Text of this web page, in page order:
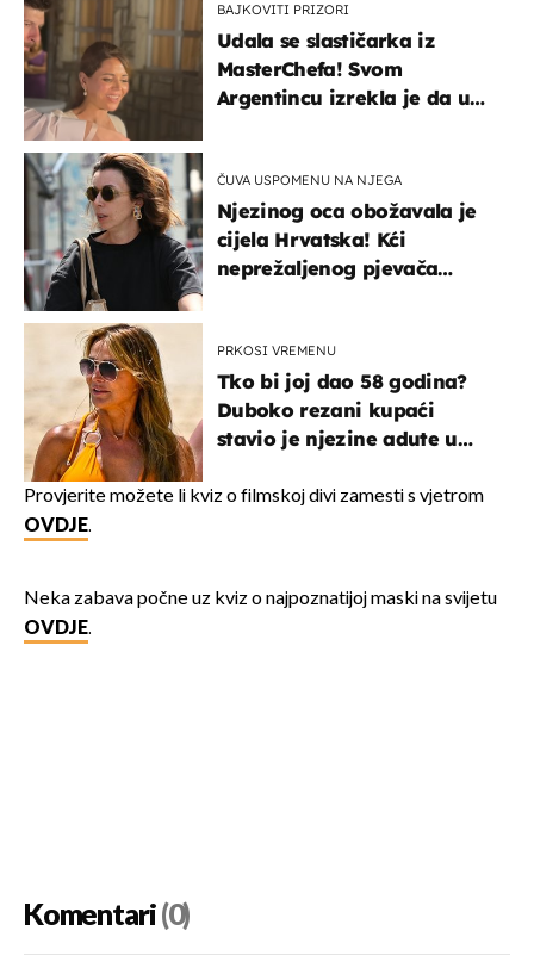
BAJKOVITI PRIZORI
Udala se slastičarka iz
MasterChefa! Svom
Argentincu izrekla je da u
ČUVA USPOMENU NA NJEGA
Njezinog oca obožavala je
cijela Hrvatska! Kći
neprežaljenog pjevača
PRKOSI VREMENU
Tko bi joj dao 58 godina?
Duboko rezani kupaći
stavio je njezine adute u
Provjerite možete li kviz o filmskoj divi zamesti s vjetrom
OVDJE.
Neka zabava počne uz kviz o najpoznatijoj maski na svijetu
OVDJE.
Komentari(0)